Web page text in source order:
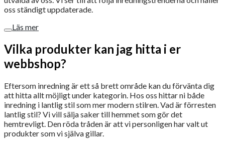
oss ständigt uppdaterade.
Läs mer
Vilka produkter kan jag hitta i er
webbshop?
Eftersom inredning är ett så brett område kan du förvänta dig
att hitta allt möjligt under kategorin. Hos oss hittar ni både
inredning i lantlig stil som mer modern stilren. Vad är förresten
lantlig stil? Vi vill sälja saker till hemmet som gör det
hemtrevligt. Den röda tråden är att vi personligen har valt ut
produkter som vi själva gillar.